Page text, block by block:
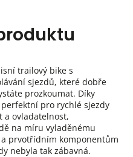
trailový bike s
sjezdů, které dobře
prozkoumat. Díky
pro rychlé sjezdy
a ovladatelnost,
na míru vyladěnému
a prvotřídním komponentům
nebyla tak zábavná.